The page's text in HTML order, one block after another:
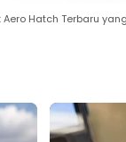
Hatch Terbaru